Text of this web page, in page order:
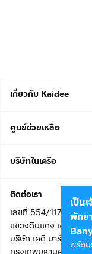
เกี่ยวกับ Kaidee
ศูนย์ช่วยเหลือ
บริษัทในเครือ
ติดต่อเรา
เลขที่ 554/117 อาคา
แขวงดินแดง เขตดินแดง
บริษัท เคดี มาร์เก็ตเพ
เป็น
พัทย
พร้อม